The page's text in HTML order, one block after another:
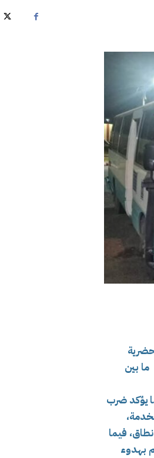
نشاط جميع الخطوط 100 بالمائة، ما بين
يؤكد ضرب
فيما
بهدوء